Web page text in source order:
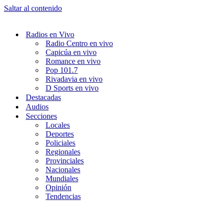
Saltar al contenido
Radios en Vivo
Radio Centro en vivo
Capicúa en vivo
Romance en vivo
Pop 101.7
Rivadavia en vivo
D Sports en vivo
Destacadas
Audios
Secciones
Locales
Deportes
Policiales
Regionales
Provinciales
Nacionales
Mundiales
Opinión
Tendencias